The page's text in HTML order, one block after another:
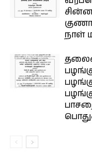
நாள்